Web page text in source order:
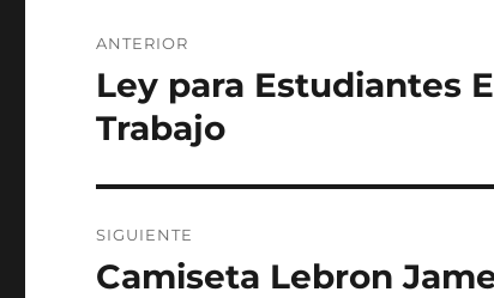
de
entradas
ANTERIOR
Entrada
anterior:
Ley para Estudiantes
Trabajo
SIGUIENTE
Entrada
Camiseta Lebron